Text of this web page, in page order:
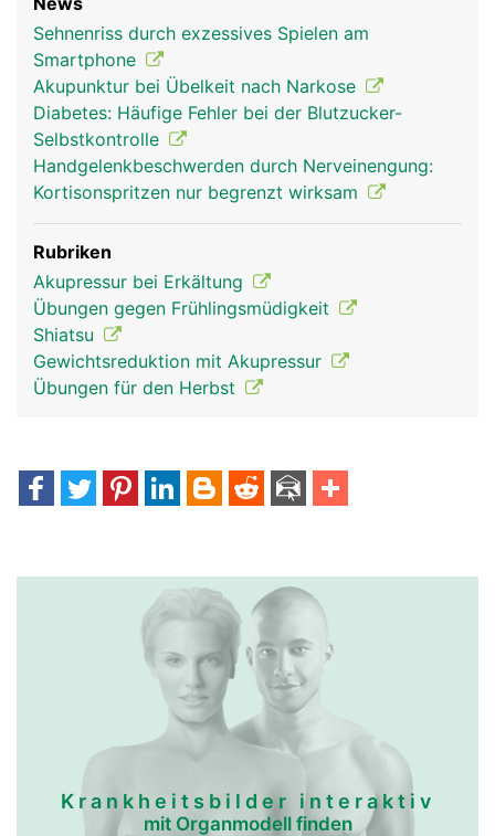
Sehnenriss durch exzessives Spielen am
Smartphone
Akupunktur bei Übelkeit nach Narkose
Diabetes: Häufige Fehler bei der Blutzucker-
Selbstkontrolle
Handgelenkbeschwerden durch Nerveinengung:
Kortisonspritzen nur begrenzt wirksam
Rubriken
Akupressur bei Erkältung
Übungen gegen Frühlingsmüdigkeit
Shiatsu
Gewichtsreduktion mit Akupressur
Übungen für den Herbst
Krankheitsbilder interaktiv
mit Organmodell finden